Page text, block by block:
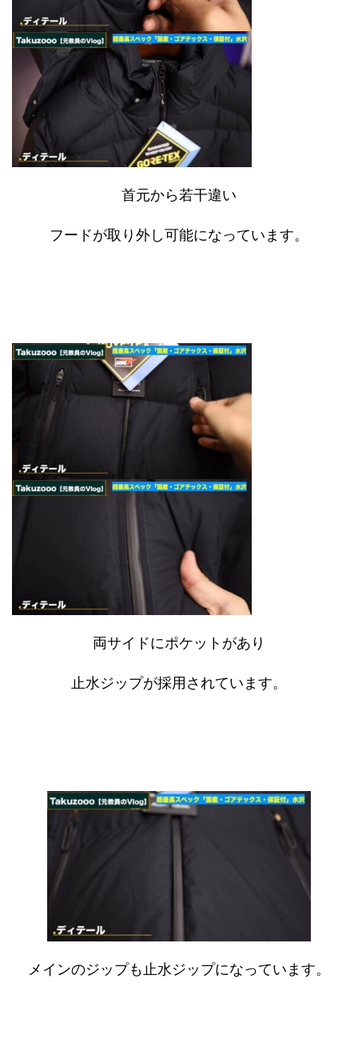
首元から若干違い
フードが取り外し可能になっています。
両サイドにポケットがあり
止水ジップが採用されています。
メインのジップも止水ジップになっています。